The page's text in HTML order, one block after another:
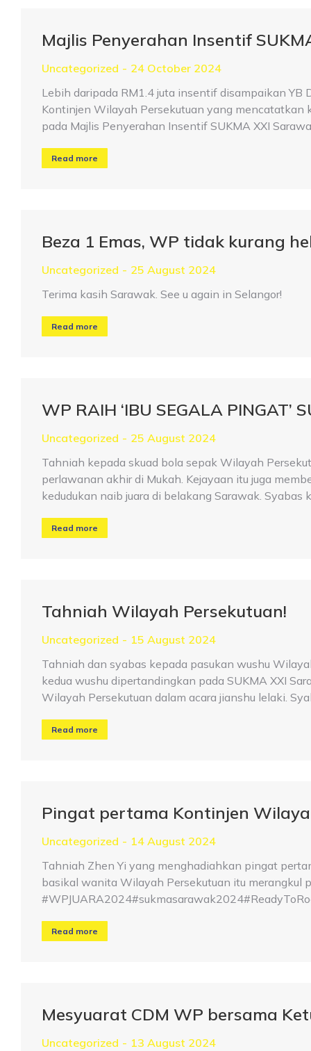
Majlis Penyerahan Insentif
Uncategorized
24 October 2024
Lebih daripada RM1.4 juta insentif disampaikan
Kontinjen Wilayah Persekutuan yang mencatatkan
pada Majlis Penyerahan Insentif SUKMA XXI
Read more
Beza 1 Emas, WP tidak kurang
Uncategorized
25 August 2024
Terima kasih Sarawak. See u again in Selangor!
Read more
WP RAIH ‘IBU SEGALA PINGAT’
Uncategorized
25 August 2024
Tahniah kepada skuad bola sepak Wilayah
perlawanan akhir di Mukah. Kejayaan itu juga
kedudukan naib juara di belakang Sarawak. Syabas
Read more
Tahniah Wilayah Persekutuan!
Uncategorized
15 August 2024
Tahniah dan syabas kepada pasukan wushu
kedua wushu dipertandingkan pada SUKMA XXI
Wilayah Persekutuan dalam acara jianshu lelaki.
Read more
Pingat pertama Kontinjen
Uncategorized
14 August 2024
Tahniah Zhen Yi yang menghadiahkan pingat
basikal wanita Wilayah Persekutuan itu merangkul
Read more
Mesyuarat CDM WP bersama
Uncategorized
13 August 2024